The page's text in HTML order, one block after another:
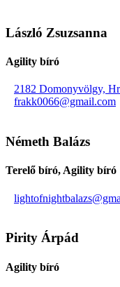
László Zsuzsanna
Agility bíró
2182 Domonyvölgy,
frakk0066@gmail.com
Németh Balázs
Terelő bíró, Agility bíró
Pirity Árpád
Agility bíró